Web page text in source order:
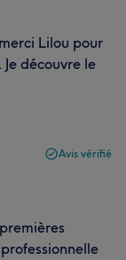
Lilou pour
découvre le
Avis vérifié